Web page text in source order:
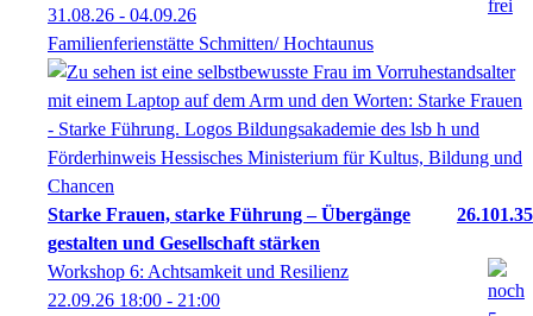
31.08.26 - 04.09.26
Familienferienstätte Schmitten/ Hochtaunus
Starke Frauen, starke Führung – Übergänge
gestalten und Gesellschaft stärken
26.101.35
Workshop 6: Achtsamkeit und Resilienz
22.09.26 18:00 - 21:00